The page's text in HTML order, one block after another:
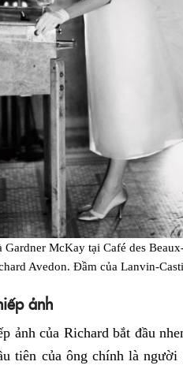
Gardner McKay tại Café des
Avedon. Đầm của Lanvin-
ảnh
ảnh của Richard bắt đầu
tiên của ông chính là